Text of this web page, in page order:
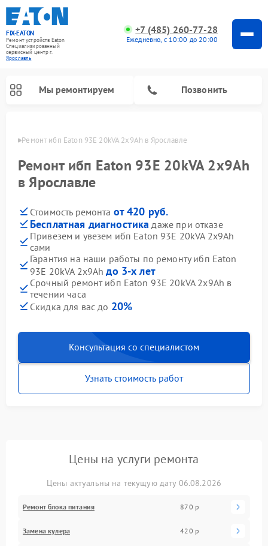
FIX-EATON
Ремонт устройств Eaton
Специализированный
cервисный центр г.
Ярославль
+7 (485) 260-77-28
Ежедневно, с 10:00 до 20:00
Мы ремонтируем Позвонить
Ремонт ибп Eaton 93E 20kVA 2x9Ah в Ярославле
Ремонт ибп Eaton 93E 20kVA 2x9Ah
в Ярославле
Стоимость ремонта от 420 руб.
Бесплатная диагностика даже при отказе
Привезем и увезем ибп Eaton 93E 20kVA 2x9Ah
сами
Гарантия на наши работы по ремонту ибп Eaton
93E 20kVA 2x9Ahдо 3-х лет
Срочный ремонт ибп Eaton 93E 20kVA 2x9Ah в
течении часа
Скидка для вас до 20%
Консультация со специалистом
Узнать стоимость работ
Цены на услуги ремонта
Цены актуальны на текущую дату 06.08.2026
Ремонт блока питания 870 р
Замена кулера 420 р